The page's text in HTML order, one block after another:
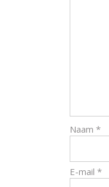
Naam *
E-mail *